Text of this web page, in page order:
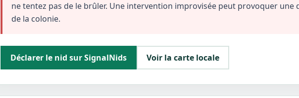
ne tentez pas de le brûler. Une intervention improvisée peut provoquer une
de la colonie.
Déclarer le nid sur SignalNids Voir la carte locale